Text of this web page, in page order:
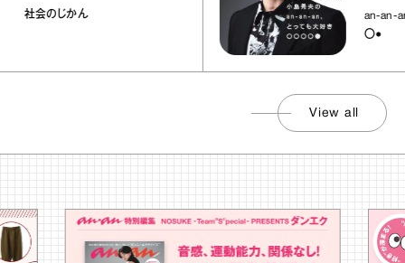
かん
an-an-an、とっても
〇●
View all